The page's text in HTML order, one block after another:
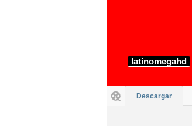
latinomegahd
Descargar